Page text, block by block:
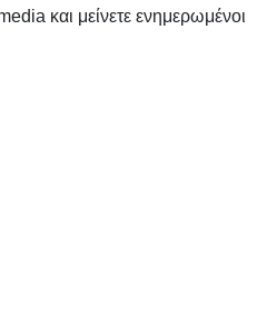
και μείνετε ενημερωμένοι